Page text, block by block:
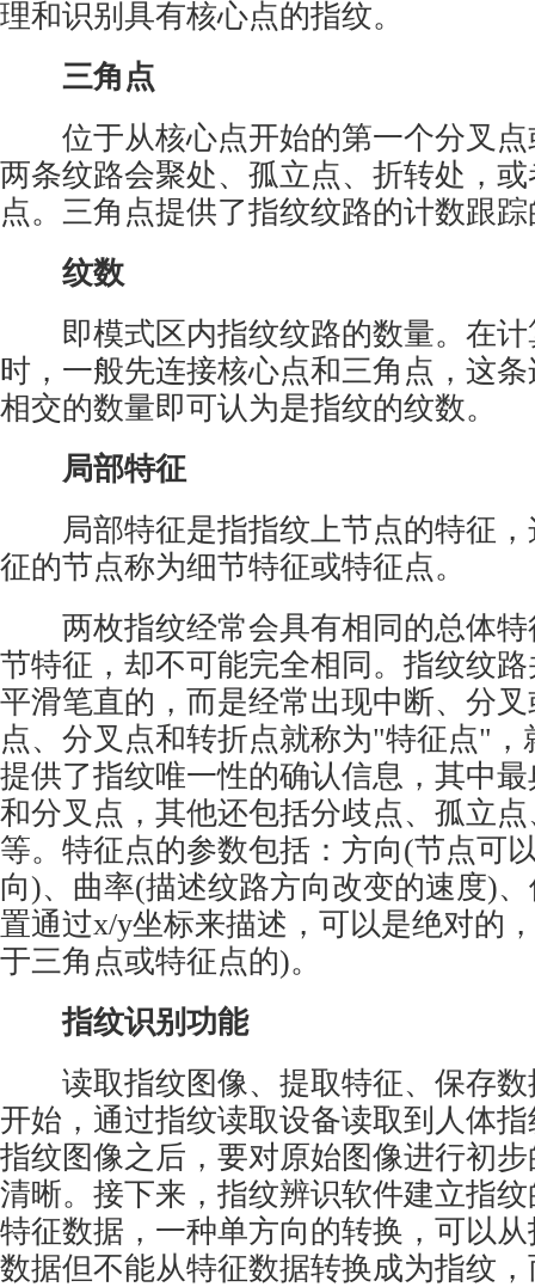
理和识别具有核心点的指纹。
三角点
位于从核心点开始的第一个分叉点
两条纹路会聚处、孤立点、折转处，
点。三角点提供了指纹纹路的计数跟
纹数
即模式区内指纹纹路的数量。在计
时，一般先连接核心点和三角点，这
相交的数量即可认为是指纹的纹数。
局部特征
局部特征是指指纹上节点的特征，
征的节点称为细节特征或特征点。
两枚指纹经常会具有相同的总体特
节特征，却不可能完全相同。指纹纹
平滑笔直的，而是经常出现中断、分
点、分叉点和转折点就称为"特征点"，
提供了指纹唯一性的确认信息，其中
和分叉点，其他还包括分歧点、孤立
等。特征点的参数包括：方向(节点可
向)、曲率(描述纹路方向改变的速度)
置通过x/y坐标来描述，可以是绝对的
于三角点或特征点的)。
指纹识别功能
读取指纹图像、提取特征、保存数
开始，通过指纹读取设备读取到人体
指纹图像之后，要对原始图像进行初
清晰。接下来，指纹辨识软件建立指
特征数据，一种单方向的转换，可以
数据但不能从特征数据转换成为指纹